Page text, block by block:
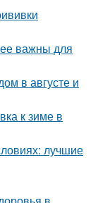
важны для
в августе и
к зиме в
лучшие